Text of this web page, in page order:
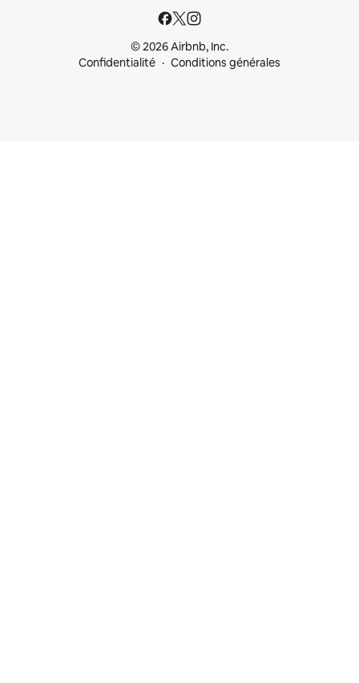
© 2026 Airbnb, Inc.
Confidentialité
Conditions générales